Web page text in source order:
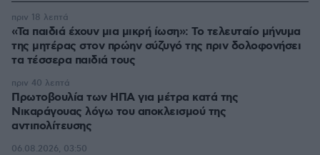
«Τα παιδιά έχουν μια μικρή ίωση»: Το τελευταίο μήνυμα
της μητέρας στον πρώην σύζυγό της πριν δολοφονήσει
τα τέσσερα παιδιά τους
πριν 18 λεπτά
Πρωτοβουλία των ΗΠΑ για μέτρα κατά της
Νικαράγουας λόγω του αποκλεισμού της
αντιπολίτευσης
πριν 40 λεπτά
06.08.2026, 03:50